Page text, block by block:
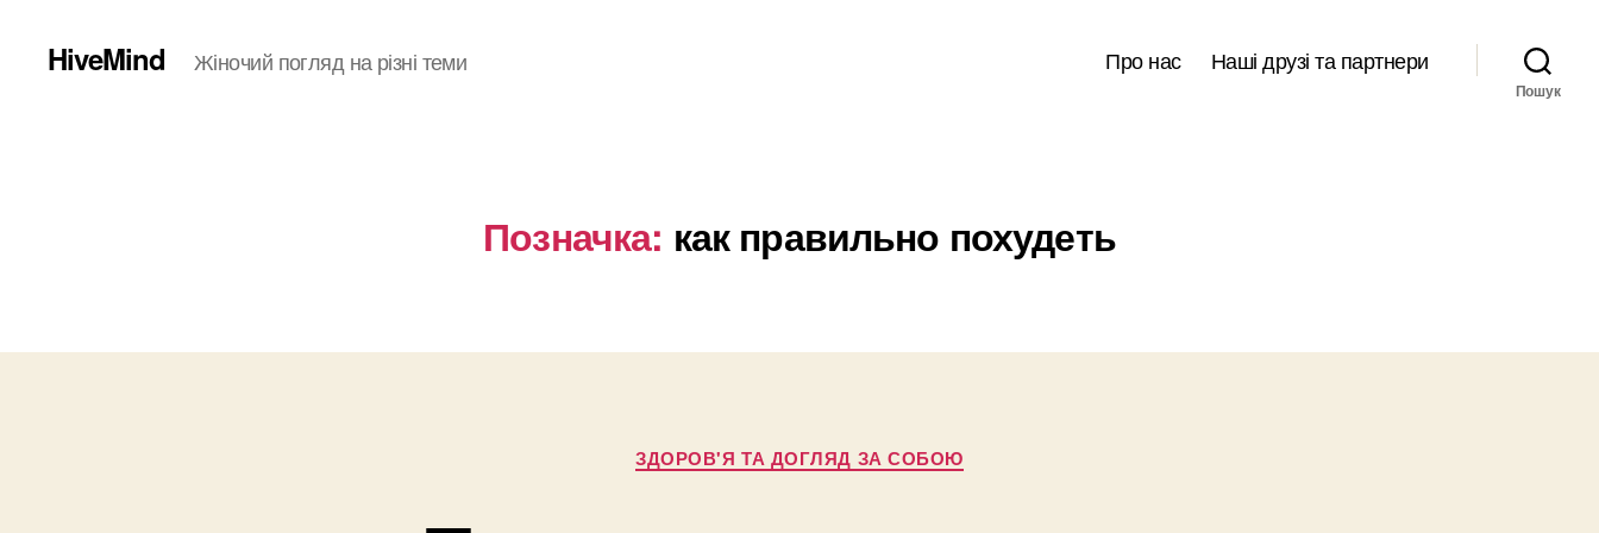
HiveMind Жіночий погляд на різні теми Про нас Наші друзі та партнери
Пошук
Позначка: как правильно похудеть
Категорії
ЗДОРОВ'Я ТА ДОГЛЯД ЗА СОБОЮ